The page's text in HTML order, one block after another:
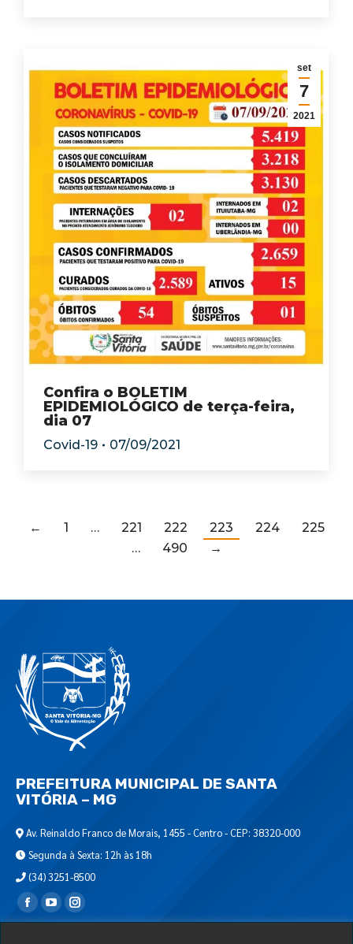
set
7
2021
Confira o BOLETIM
EPIDEMIOLÓGICO de terça-feira,
dia 07
Covid-19 07/09/2021
← 1 … 221 222 223 224
225
…
490 →
PREFEITURA MUNICIPAL DE SANTA
VITÓRIA – MG
Av. Reinaldo Franco de Morais, 1455 - Centro - CEP: 38320-000
Segunda à Sexta: 12h às 18h
(34) 3251-8500
Encontre-nos em: